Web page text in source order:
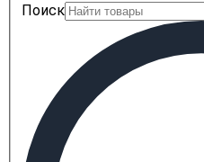
Поиск